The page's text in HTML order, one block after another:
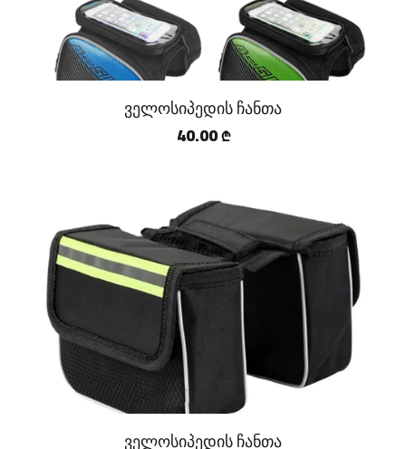
ველოსიპედის ჩანთა
40.00 ₾
ველოსიპედის ჩანთა